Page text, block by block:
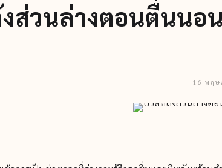
ส่วนล่างตอนตื่นนอ
16 พฤษ